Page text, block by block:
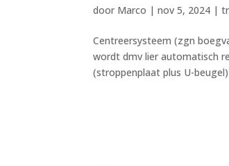
door Marco |nov 5, 2024 |
Centreersysteem (zgn
wordt dmv lier automatisch
(stroppenplaat plus U-